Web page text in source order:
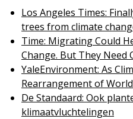
Los Angeles Times:
trees from climate
Time: Migrating Could
Change. But They Need
YaleEnvironment: As
Rearrangement of
De Standaard: Ook
klimaatvluchtelingen